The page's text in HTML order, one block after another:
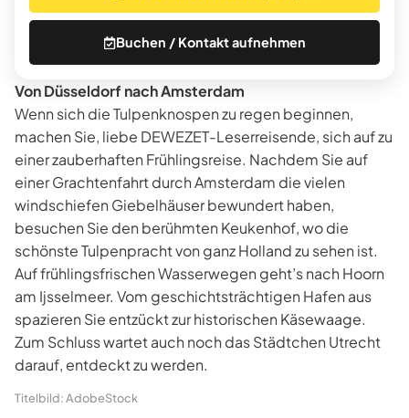
Von Düsseldorf nach Amsterdam
Wenn sich die Tulpenknospen zu regen beginnen,
machen Sie, liebe DEWEZET-Leserreisende, sich auf zu
einer zauberhaften Frühlingsreise. Nachdem Sie auf
einer Grachtenfahrt durch Amsterdam die vielen
windschiefen Giebelhäuser bewundert haben,
besuchen Sie den berühmten Keukenhof, wo die
schönste Tulpenpracht von ganz Holland zu sehen ist.
Auf frühlingsfrischen Wasserwegen geht’s nach Hoorn
am Ijsselmeer. Vom geschichtsträchtigen Hafen aus
spazieren Sie entzückt zur historischen Käsewaage.
Zum Schluss wartet auch noch das Städtchen Utrecht
darauf, entdeckt zu werden.
Titelbild: AdobeStock
Buchen / Kontakt aufnehmen